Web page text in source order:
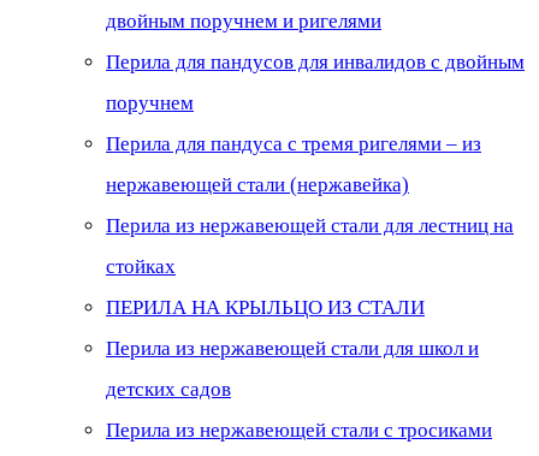
двойным поручнем и ригелями
Перила для пандусов для инвалидов с двойным
поручнем
Перила для пандуса с тремя ригелями – из
нержавеющей стали (нержавейка)
Перила из нержавеющей стали для лестниц на
стойках
ПЕРИЛА НА КРЫЛЬЦО ИЗ СТАЛИ
Перила из нержавеющей стали для школ и
детских садов
Перила из нержавеющей стали с тросиками